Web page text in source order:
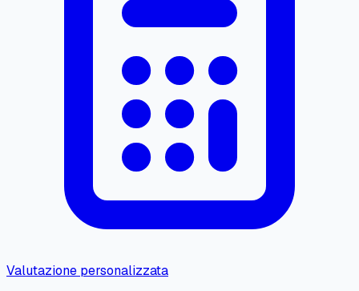
Valutazione personalizzata